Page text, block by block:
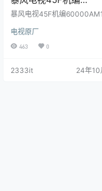
60000AM1600主程序
配屏V450DJ1-Q01原厂
U盘数据刷机包
暴风电视45F机编
配屏V450DJ1-Q01原厂程序
据刷机包
电视原厂
463 0
2333it 24年10